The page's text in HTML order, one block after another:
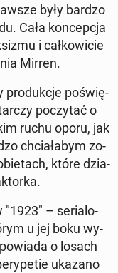
były bardzo
Cała kon­cep­cja
i cał­ko­wi­cie
Mirren.
pro­duk­cje po­świę­
po­czy­tać o
ruchu oporu, jak
chcia­ła­bym zo­
które dzia­
"1923" – se­ria­lo­
u jej boku wy­
o losach
ukazano